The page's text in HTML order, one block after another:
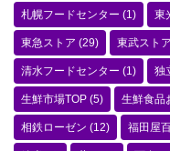
札幌フードセンター (1) 東
東急ストア (29) 東武ストア
清水フードセンター (1) 独
生鮮市場TOP (5) 生鮮食品
相鉄ローゼン (12) 福田屋